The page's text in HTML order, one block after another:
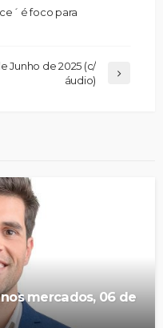
é foco para
Junho de 2025 (c/
áudio)
mercados, 06 de